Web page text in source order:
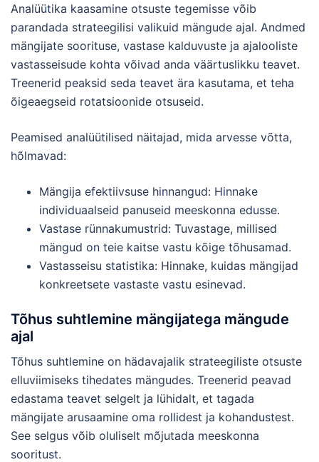
Analüütika kaasamine otsuste tegemisse võib
parandada strateegilisi valikuid mängude ajal. Andmed
mängijate soorituse, vastase kalduvuste ja ajalooliste
vastasseisude kohta võivad anda väärtuslikku teavet.
Treenerid peaksid seda teavet ära kasutama, et teha
õigeaegseid rotatsioonide otsuseid.
Peamised analüütilised näitajad, mida arvesse võtta,
hõlmavad:
Mängija efektiivsuse hinnangud: Hinnake
individuaalseid panuseid meeskonna edusse.
Vastase rünnakumustrid: Tuvastage, millised
mängud on teie kaitse vastu kõige tõhusamad.
Vastasseisu statistika: Hinnake, kuidas mängijad
konkreetsete vastaste vastu esinevad.
Tõhus suhtlemine mängijatega mängude
ajal
Tõhus suhtlemine on hädavajalik strateegiliste otsuste
elluviimiseks tihedates mängudes. Treenerid peavad
edastama teavet selgelt ja lühidalt, et tagada
mängijate arusaamine oma rollidest ja kohandustest.
See selgus võib oluliselt mõjutada meeskonna
sooritust.